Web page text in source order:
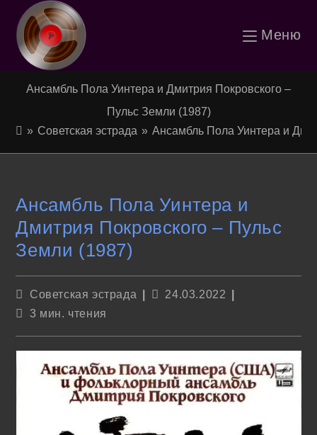
Перейти
содержимому
Меню
Ансамбль Пола Уинтера и Дмитрия Покровского –
Пульс Земли (1987)
» Советская эстрада » Ансамбль Пола Уинтера и
Ансамбль Пола Уинтера и
Дмитрия Покровского – Пульс
Земли (1987)
Рубрика
Советская эстрада
Запись
24.03.2022
Время
3 мин. чтения